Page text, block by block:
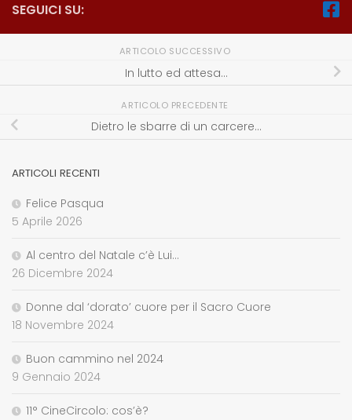
SEGUICI SU:
ARTICOLO SUCCESSIVO
In lutto ed attesa…
ARTICOLO PRECEDENTE
Dietro le sbarre di un carcere…
ARTICOLI RECENTI
Felice Pasqua
5 Aprile 2026
Al centro del Natale c’è Lui…
26 Dicembre 2024
Donne dal ‘dorato’ cuore per il Sacro Cuore
18 Novembre 2024
Buon cammino nel 2024
9 Gennaio 2024
11° CineCircolo: cos’è?